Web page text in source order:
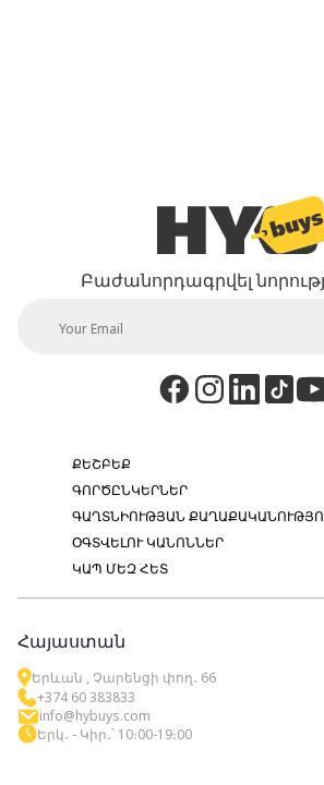
Բաժանորդագրվել
ՔԵՇԲԵՔ
ԳՈՐԾԸՆԿԵՐՆԵՐ
ԳԱՂՏՆԻՈՒԹՅԱՆ
ՕԳՏՎԵԼՈՒ ԿԱՆՈՆՆԵՐ
ԿԱՊ ՄԵԶ ՀԵՏ
Հայաստան
Երևան , Չարենցի փող․ 66
+374 60 383833
info@hybuys.com
Երկ․ - Կիր․՝ 10։00-19։00